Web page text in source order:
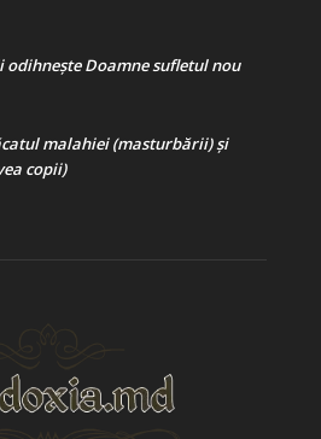
odihnește Doamne sufletul nou
malahiei (masturbării) şi
copii)